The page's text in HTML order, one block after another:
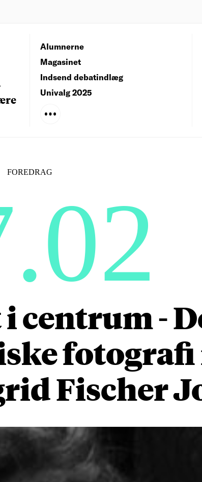
Alumnerne
Magasinet
Indsend debatindlæg
Univalg 2025
FOREDRAG
centrum -
fotografi
Fischer